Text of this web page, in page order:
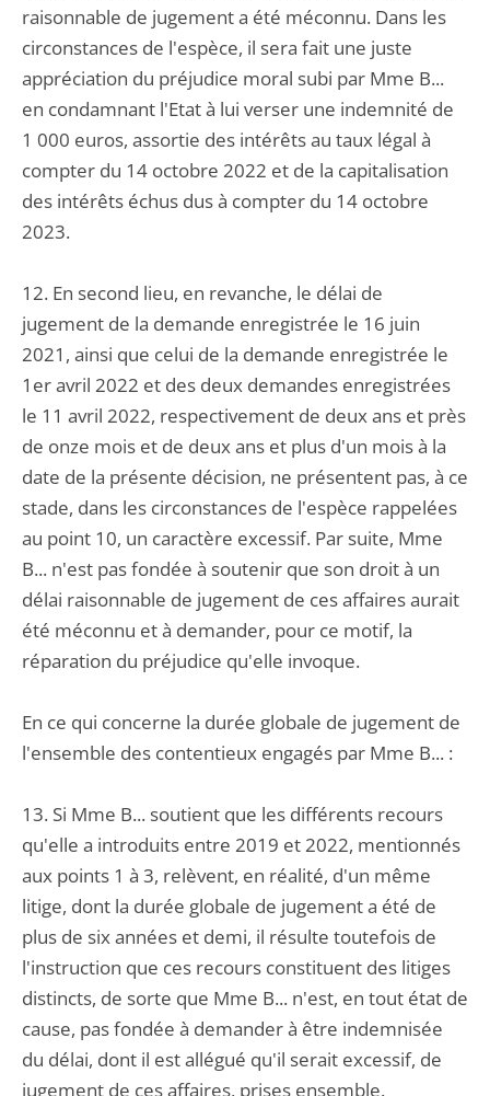
raisonnable de jugement a été méconnu. Dans les
circonstances de l'espèce, il sera fait une juste
appréciation du préjudice moral subi par Mme B...
en condamnant l'Etat à lui verser une indemnité de
1 000 euros, assortie des intérêts au taux légal à
compter du 14 octobre 2022 et de la capitalisation
des intérêts échus dus à compter du 14 octobre
2023.
12. En second lieu, en revanche, le délai de
jugement de la demande enregistrée le 16 juin
2021, ainsi que celui de la demande enregistrée le
1er avril 2022 et des deux demandes enregistrées
le 11 avril 2022, respectivement de deux ans et près
de onze mois et de deux ans et plus d'un mois à la
date de la présente décision, ne présentent pas, à ce
stade, dans les circonstances de l'espèce rappelées
au point 10, un caractère excessif. Par suite, Mme
B... n'est pas fondée à soutenir que son droit à un
délai raisonnable de jugement de ces affaires aurait
été méconnu et à demander, pour ce motif, la
réparation du préjudice qu'elle invoque.
En ce qui concerne la durée globale de jugement de
l'ensemble des contentieux engagés par Mme B... :
13. Si Mme B... soutient que les différents recours
qu'elle a introduits entre 2019 et 2022, mentionnés
aux points 1 à 3, relèvent, en réalité, d'un même
litige, dont la durée globale de jugement a été de
plus de six années et demi, il résulte toutefois de
l'instruction que ces recours constituent des litiges
distincts, de sorte que Mme B... n'est, en tout état de
cause, pas fondée à demander à être indemnisée
du délai, dont il est allégué qu'il serait excessif, de
jugement de ces affaires, prises ensemble.